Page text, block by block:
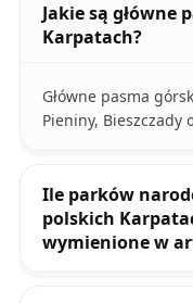
Jakie są główne
Karpatach?
Główne pasma
Pieniny, Bieszczady
Ile parków
polskich
wymienione w